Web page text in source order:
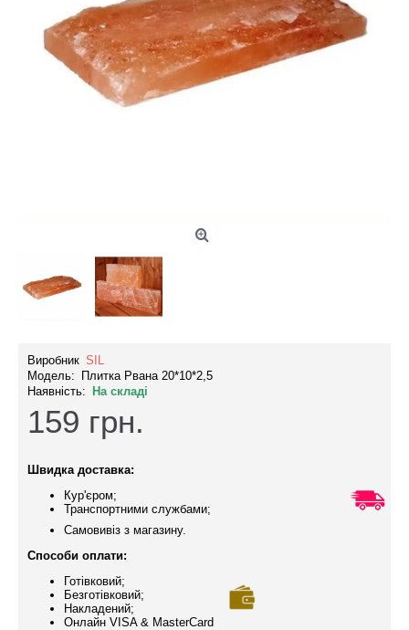
Виробник SIL
Модель:
Плитка Рвана 20*10*2,5
Наявність:
На складі
159 грн.
Швидка доставка:
Кур'єром;
Транспортними службами;
Самовивіз з магазину.
Способи оплати:
Готівковий;
Безготівковий;
Накладений;
Онлайн VISA & MasterCard